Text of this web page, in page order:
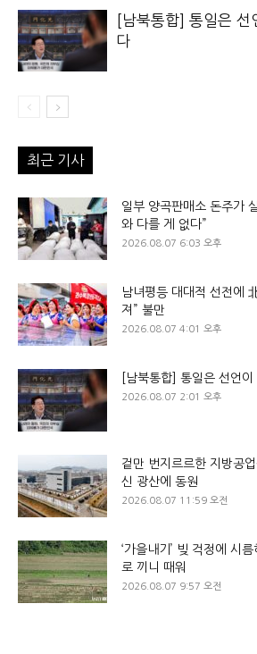
[남북통합] 통일은 선
다
최근 기사
일부 양곡판매소 돈주가
와 다를 게 없다”
2026.08.07 6:03 오후
남녀평등 대대적 선전에
져” 불만
2026.08.07 4:01 오후
[남북통합] 통일은 선언
2026.08.07 2:01 오후
겉만 번지르르한 지방공
신 광산에 동원
2026.08.07 11:59 오전
‘가을내기’ 빚 걱정에 시
로 끼니 때워
2026.08.07 9:57 오전